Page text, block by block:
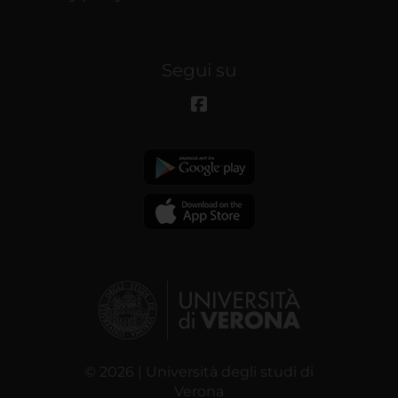
Segui su
© 2026 | Università degli studi di
Verona